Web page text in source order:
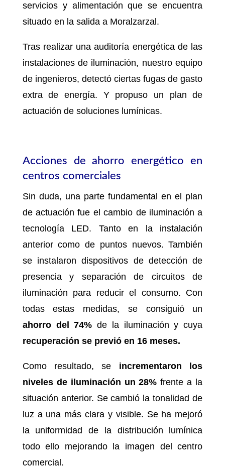
servicios y alimentación que se encuentra
situado en la salida a Moralzarzal.
Tras realizar una auditoría energética de las
instalaciones de iluminación, nuestro equipo
de ingenieros, detectó ciertas fugas de gasto
extra de energía. Y propuso un plan de
actuación de soluciones lumínicas.
Acciones de ahorro energético en
centros comerciales
Sin duda, una parte fundamental en el plan
de actuación fue el cambio de iluminación a
tecnología LED. Tanto en la instalación
anterior como de puntos nuevos. También
se instalaron dispositivos de detección de
presencia y separación de circuitos de
iluminación para reducir el consumo. Con
todas estas medidas, se consiguió un
ahorro del
74%de la iluminación y cuya
recuperación se previó en 16 meses.
Como resultado, se incrementaron los
niveles de iluminación un 28% frente a la
situación anterior. Se cambió la tonalidad de
luz a una más clara y visible. Se ha mejoró
la uniformidad de la distribución lumínica
todo ello mejorando la imagen del centro
comercial.